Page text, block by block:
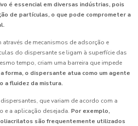
é essencial em diversas indústrias, pois
de partículas, o que pode comprometer a
de mecanismos de adsorção e
do dispersante se ligam à superfície das
tempo, criam uma barreira que impede
forma, o dispersante atua como um agente
a fluidez da mistura.
que variam de acordo com a
e a aplicação desejada. Por exemplo,
são frequentemente utilizados